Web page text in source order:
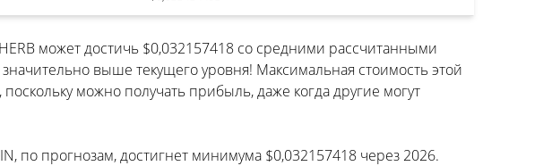
может достичь $0,032157418 со средними рассчитанными
выше текущего уровня! Максимальная стоимость этой
можно получать прибыль, даже когда другие могут
по прогнозам, достигнет минимума $0,032157418 через 2026.